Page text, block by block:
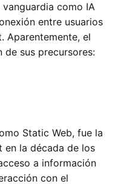
como IA
entre usuarios
Aparentemente, el
de sus precursores:
Static Web, fue la
en la década de los
a información
con el